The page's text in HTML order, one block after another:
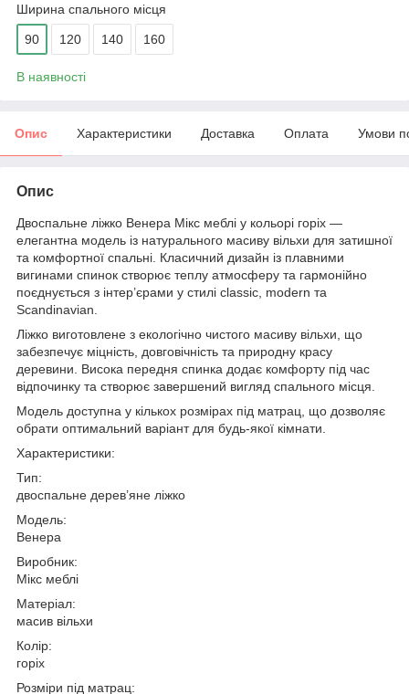
Ширина спального місця
90 120 140 160
В наявності
Опис Характеристики Доставка Оплата Умови
Опис
Двоспальне ліжко Венера Мікс меблі у кольорі горіх —
елегантна модель із натурального масиву вільхи для затишної
та комфортної спальні. Класичний дизайн із плавними
вигинами спинок створює теплу атмосферу та гармонійно
поєднується з інтер’єрами у стилі classic, modern та
Scandinavian.
Ліжко виготовлене з екологічно чистого масиву вільхи, що
забезпечує міцність, довговічність та природну красу
деревини. Висока передня спинка додає комфорту під час
відпочинку та створює завершений вигляд спального місця.
Модель доступна у кількох розмірах під матрац, що дозволяє
обрати оптимальний варіант для будь-якої кімнати.
Характеристики:
Тип:
двоспальне дерев’яне ліжко
Модель:
Венера
Виробник:
Мікс меблі
Матеріал:
масив вільхи
Колір:
горіх
Розміри під матрац: